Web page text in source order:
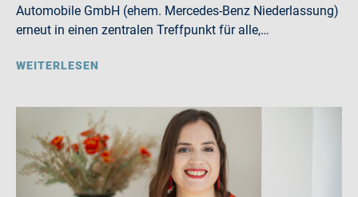
Automobile GmbH (ehem. Mercedes-Benz Niederlassung)
erneut in einen zentralen Treffpunkt für alle,…
WEITERLESEN